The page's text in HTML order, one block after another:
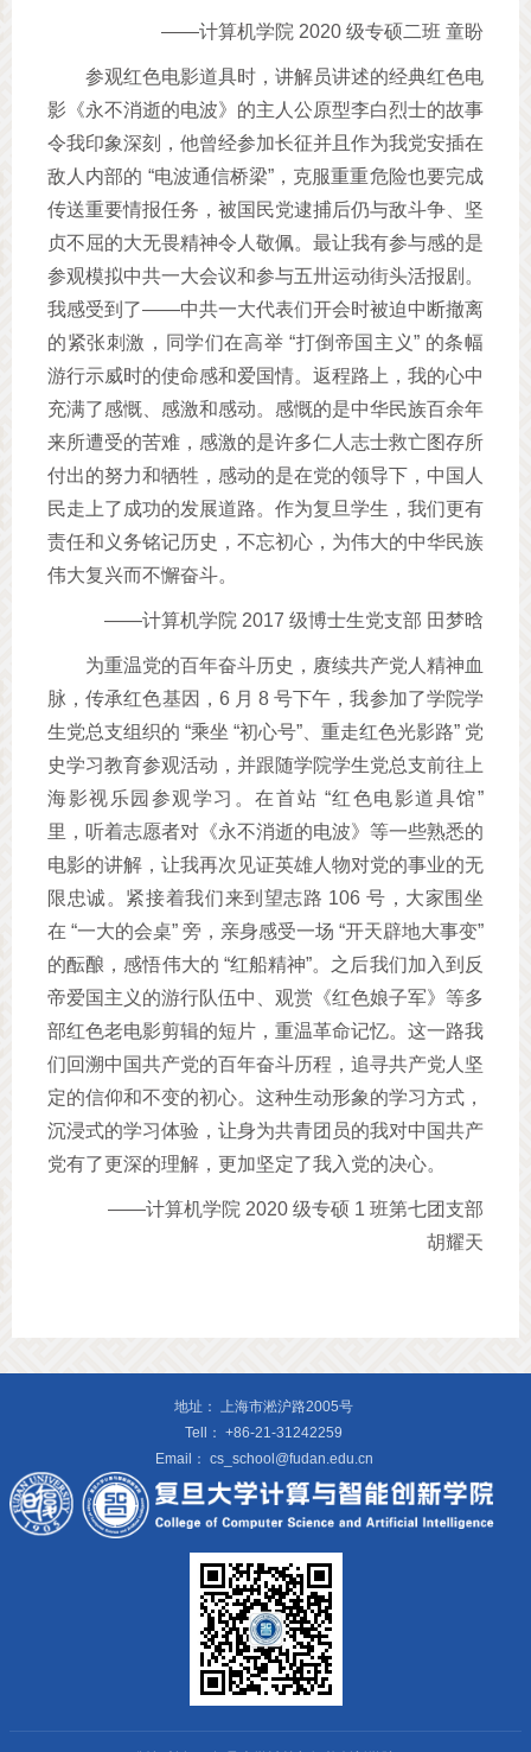
——计算机学院 2020 级专硕二班 童盼
参观红色电影道具时，讲解员讲述的经典红色电
影《永不消逝的电波》的主人公原型李白烈士的故事
令我印象深刻，他曾经参加长征并且作为我党安插在
敌人内部的 “电波通信桥梁”，克服重重危险也要完成
传送重要情报任务，被国民党逮捕后仍与敌斗争、坚
贞不屈的大无畏精神令人敬佩。最让我有参与感的是
参观模拟中共一大会议和参与五卅运动街头活报剧。
我感受到了——中共一大代表们开会时被迫中断撤离
的紧张刺激，同学们在高举 “打倒帝国主义” 的条幅
游行示威时的使命感和爱国情。返程路上，我的心中
充满了感慨、感激和感动。感慨的是中华民族百余年
来所遭受的苦难，感激的是许多仁人志士救亡图存所
付出的努力和牺牲，感动的是在党的领导下，中国人
民走上了成功的发展道路。作为复旦学生，我们更有
责任和义务铭记历史，不忘初心，为伟大的中华民族
伟大复兴而不懈奋斗。
——计算机学院 2017 级博士生党支部 田梦晗
为重温党的百年奋斗历史，赓续共产党人精神血
脉，传承红色基因，6 月 8 号下午，我参加了学院学
生党总支组织的 “乘坐 “初心号”、重走红色光影路” 党
史学习教育参观活动，并跟随学院学生党总支前往上
海影视乐园参观学习。在首站 “红色电影道具馆”
里，听着志愿者对《永不消逝的电波》等一些熟悉的
电影的讲解，让我再次见证英雄人物对党的事业的无
限忠诚。紧接着我们来到望志路 106 号，大家围坐
在 “一大的会桌” 旁，亲身感受一场 “开天辟地大事变”
的酝酿，感悟伟大的 “红船精神”。之后我们加入到反
帝爱国主义的游行队伍中、观赏《红色娘子军》等多
部红色老电影剪辑的短片，重温革命记忆。这一路我
们回溯中国共产党的百年奋斗历程，追寻共产党人坚
定的信仰和不变的初心。这种生动形象的学习方式，
沉浸式的学习体验，让身为共青团员的我对中国共产
党有了更深的理解，更加坚定了我入党的决心。
——计算机学院 2020 级专硕 1 班第七团支部
胡耀天
地址： 上海市淞沪路2005号
Tell： +86-21-31242259
Email： cs_school@fudan.edu.cn